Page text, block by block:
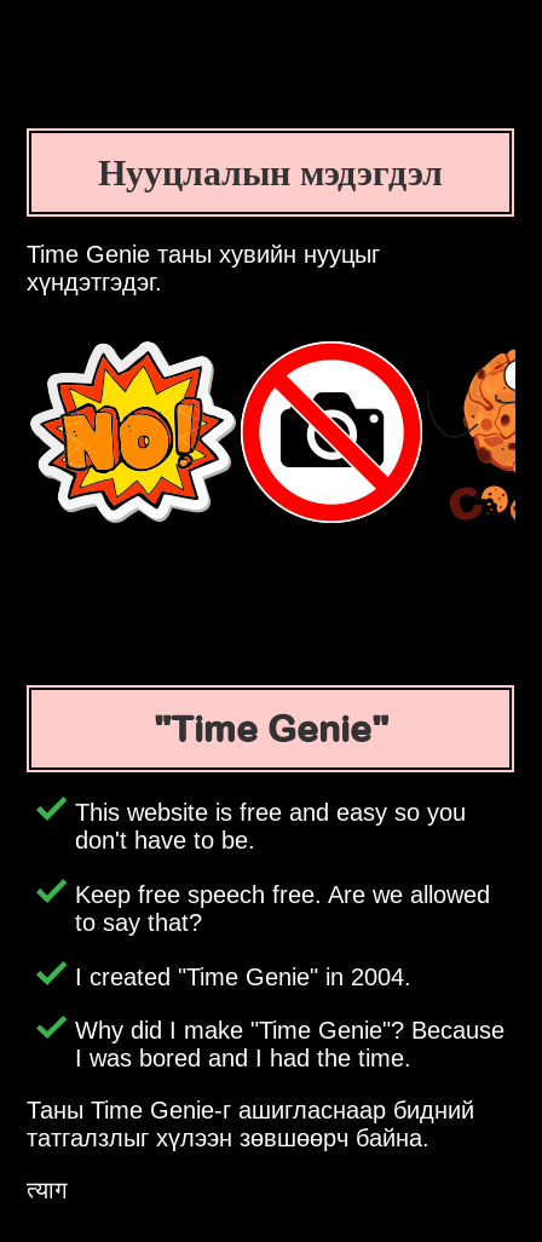
Нууцлалын мэдэгдэл
Time Genie таны хувийн нууцыг
хүндэтгэдэг.
Time Genie
This website is free and easy so you
don't have to be.
Keep free speech free. Are we allowed
to say that?
I created Time Genie in 2004.
Why did I make Time Genie ? Because
I was bored and I had the time.
Таны Time Genie-г ашигласнаар бидний
татгалзлыг хүлээн зөвшөөрч байна.
त्याग